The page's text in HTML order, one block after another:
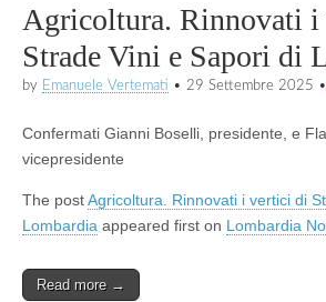
Agricoltura. Rinnovati
Strade Vini e Sapori di
by Emanuele Vertemati • 29 Settembre 2025 •
Confermati Gianni Boselli, presidente, e
vicepresidente
The postAgricoltura. Rinnovati i vertici di
Lombardia appeared first on Lombardia
Read more →